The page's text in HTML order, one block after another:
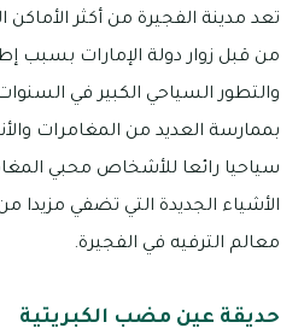
تعد مدينة الفجيرة من أكثر الأماكن
من قبل زوار دولة الإمارات بسبب
والتطور السياحي الكبير في
بممارسة العديد من المغامرات
سياحيا رائعا للأشخاص محبي
الأشياء الجديدة التي تضفي مزيدا
معالم الترفيه في الفجيرة.
حديقة عين مضب الكبريتية